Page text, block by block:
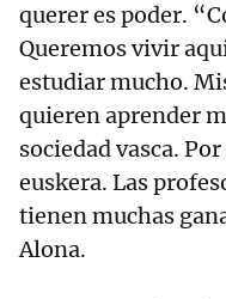
querer es poder.
Queremos vivir
estudiar mucho.
quieren aprender
sociedad vasca.
euskera. Las
tienen muchas
Alona.